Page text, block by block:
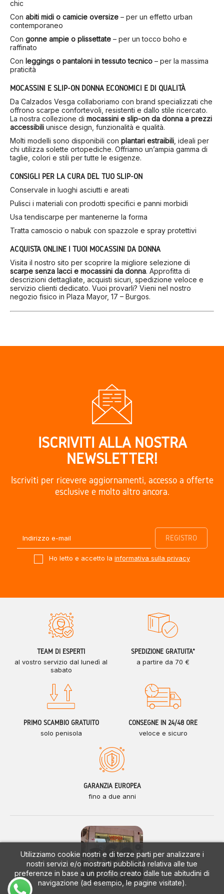
Utilizziamo cookie nostri e di terze parti per analizzare i
nostri servizi e/o mostrarti pubblicità relativa alle tue
preferenze in base a un profilo creato dalle tue abitudini di
navigazione (ad esempio, le pagine visitate).
chic
Con abiti midi o camicie oversize – per un effetto urban
contemporaneo
Con gonne ampie o plissettate – per un tocco boho e
raffinato
Con leggings o pantaloni in tessuto tecnico – per la massima
praticità
MOCASSINI E SLIP-ON DONNA ECONOMICI E DI QUALITÀ
Da Calzados Vesga collaboriamo con brand specializzati che
offrono scarpe confortevoli, resistenti e dallo stile ricercato.
La nostra collezione di mocassini e slip-on da donna a prezzi
accessibili unisce design, funzionalità e qualità.
Molti modelli sono disponibili con plantari estraibili, ideali per
chi utilizza solette ortopediche. Offriamo un’ampia gamma di
taglie, colori e stili per tutte le esigenze.
CONSIGLI PER LA CURA DEL TUO SLIP-ON
Conservale in luoghi asciutti e areati
Pulisci i materiali con prodotti specifici e panni morbidi
Usa tendiscarpe per mantenerne la forma
Tratta camoscio o nabuk con spazzole e spray protettivi
ACQUISTA ONLINE I TUOI MOCASSINI DA DONNA
Visita il nostro sito per scoprire la migliore selezione di
scarpe senza lacci e mocassini da donna. Approfitta di
descrizioni dettagliate, acquisti sicuri, spedizione veloce e
servizio clienti dedicato. Vuoi provarli? Vieni nel nostro
negozio fisico in Plaza Mayor, 17 – Burgos.
ISCRIVITI ALLA NOSTRA
NEWSLETTER!
Iscriviti per ricevere aggiornamenti, accesso a offerte
esclusive e molto altro ancora.
Ho letto e accetto la informativa sulla privacy
TEAM DI ESPERTI
al vostro servizio dal lunedì al
sabato
SPEDIZIONE GRATUITA*
a partire da 70 €
PRIMO SCAMBIO GRATUITO
solo penisola
CONSEGNE IN 24/48 ORE
veloce e sicuro
GARANZIA EUROPEA
fino a due anni